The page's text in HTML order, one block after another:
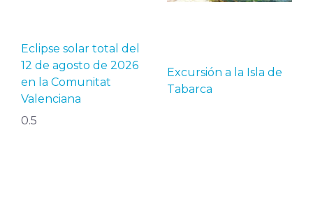
Eclipse solar total del
12 de agosto de 2026
en la Comunitat
Valenciana
Excursión a la Isla de
Tabarca